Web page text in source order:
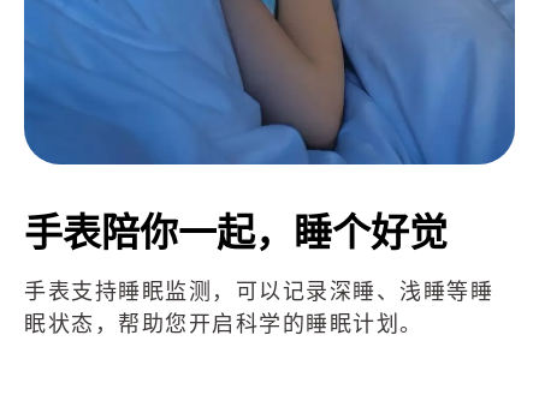
手表陪你一起，睡个好觉
手表支持睡眠监测，可以记录深睡、浅睡等睡
眠状态，帮助您开启科学的睡眠计划。